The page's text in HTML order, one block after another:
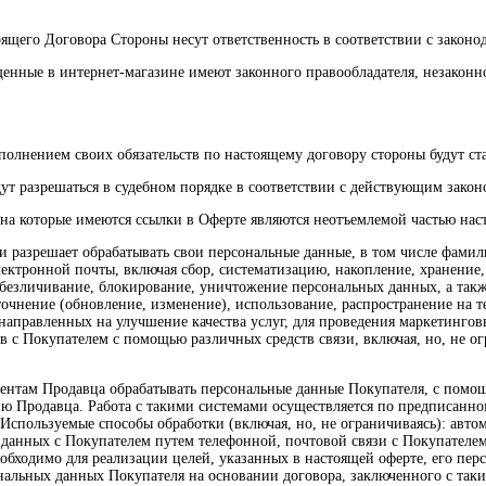
Договора Стороны несут ответственность в соответствии с
в интернет-магазине имеют законного правообладателя,
своих обязательств по настоящему договору стороны будут
разрешаться в судебном порядке в соответствии с действующим
которые имеются ссылки в Оферте являются неотъемлемой частью
обрабатывать свои персональные данные, в том числе
почты, включая сбор, систематизацию, накопление,
блокирование, уничтожение персональных данных, а
(обновление, изменение), использование, распространение
на улучшение качества услуг, для проведения
Покупателем с помощью различных средств связи, включая, но, не
Продавца обрабатывать персональные данные Покупателя, с
Работа с такими системами осуществляется по
способы обработки (включая, но, не ограничиваясь):
с Покупателем путем телефонной, почтовой связи с
для реализации целей, указанных в настоящей оферте, его
данных Покупателя на основании договора, заключенного с